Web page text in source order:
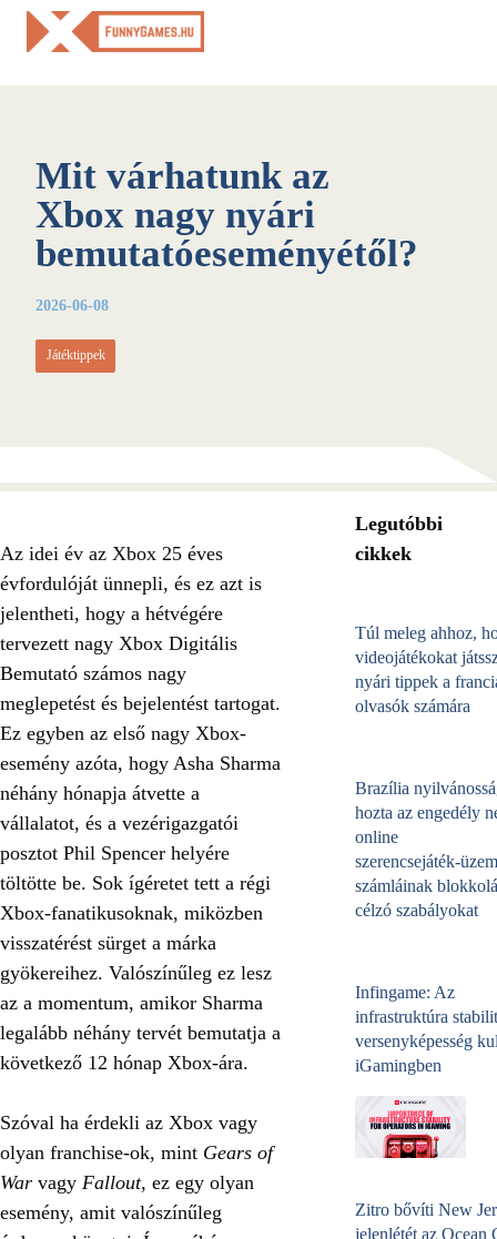
Skip
Mit várhatunk az
Xbox nagy nyári
bemutatóeseményétől?
2026-06-08
Játéktippek
Az idei év az Xbox 25 éves
évfordulóját ünnepli, és ez azt is
jelentheti, hogy a hétvégére
tervezett nagy Xbox Digitális
Bemutató számos nagy
meglepetést és bejelentést tartogat.
Ez egyben az első nagy Xbox-
esemény azóta, hogy Asha Sharma
néhány hónapja átvette a
vállalatot, és a vezérigazgatói
posztot Phil Spencer helyére
töltötte be. Sok ígéretet tett a régi
Xbox-fanatikusoknak, miközben
visszatérést sürget a márka
gyökereihez. Valószínűleg ez lesz
az a momentum, amikor Sharma
legalább néhány tervét bemutatja a
következő 12 hónap Xbox-ára.
Szóval ha érdekli az Xbox vagy
olyan franchise-ok, mint Gears of
War vagy Fallout, ez egy olyan
esemény, amit valószínűleg
Legutóbbi
cikkek
Túl meleg ahhoz,
videojátékokat
nyári tippek a
olvasók számára
Brazília
hozta az engedély
online
számláinak
célzó szabályokat
Infingame: Az
infrastruktúra
versenyképesség
iGamingben
Zitro bővíti New
jelenlétét az Ocean